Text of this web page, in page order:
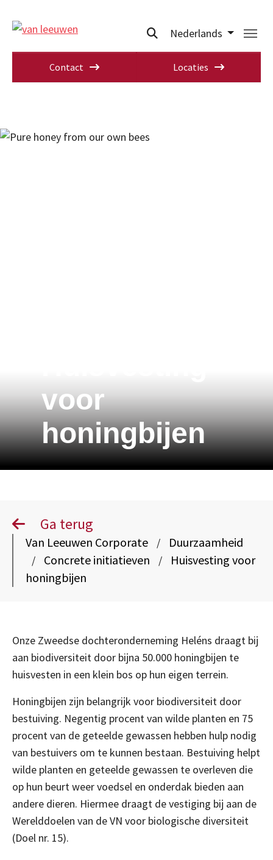
Nederlands
Contact Locaties
voor
honingbijen
Ga terug
Van Leeuwen Corporate / Duurzaamheid
/ Concrete initiatieven /
Huisvesting voor
honingbijen
Onze Zweedse dochteronderneming Heléns draagt bij
aan biodiversiteit door bijna 50.000 honingbijen te
huisvesten in een klein bos op hun eigen terrein.
Honingbijen zijn belangrijk voor biodiversiteit door
bestuiving. Negentig procent van wilde planten en 75
procent van de geteelde gewassen hebben hulp nodig
van bestuivers om te kunnen bestaan. Bestuiving helpt
wilde planten en geteelde gewassen te overleven die
op hun beurt weer voedsel en onderdak bieden aan
andere dieren. Hiermee draagt de vestiging bij aan de
Werelddoelen van de VN voor biologische diversiteit
(Doel nr. 15).